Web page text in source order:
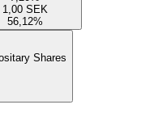
1,00 SEK
56,12%
Shares